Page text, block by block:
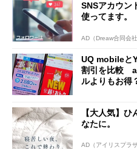
SNSアカウン
使ってます。
AD（Dreaw合同会社
UQ mobileと
割引を比較
ルよりもお得
【大人気】
なたに。
AD（アイリスプラザ